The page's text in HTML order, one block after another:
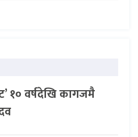
१० वर्षदेखि कागजमै